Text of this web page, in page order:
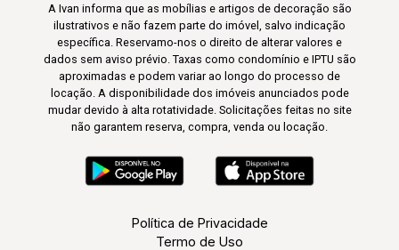
A Ivan informa que as mobílias e artigos de decoração são
ilustrativos e não fazem parte do imóvel, salvo indicação
específica. Reservamo-nos o direito de alterar valores e
dados sem aviso prévio. Taxas como condomínio e IPTU são
aproximadas e podem variar ao longo do processo de
locação. A disponibilidade dos imóveis anunciados pode
mudar devido à alta rotatividade. Solicitações feitas no site
não garantem reserva, compra, venda ou locação.
Política de Privacidade
Termo de Uso